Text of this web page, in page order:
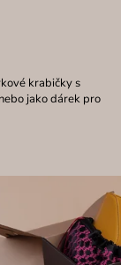
krabičky s
jako dárek pro